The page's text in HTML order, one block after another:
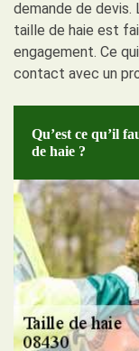
demande de devis.
taille de haie est
engagement. Ce
contact avec un
Qu’est ce qu’il
de haie ?